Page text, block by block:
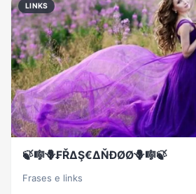
LINKS
🍃🎼🪻₣ŘΔŞ€ΔŇĐØØ🪻🎼🍃
Frases e links